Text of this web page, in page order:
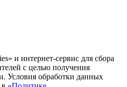
и интернет-сервис для сбора
с целью получения
Условия обработки данных